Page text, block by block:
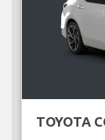
TOYOTA